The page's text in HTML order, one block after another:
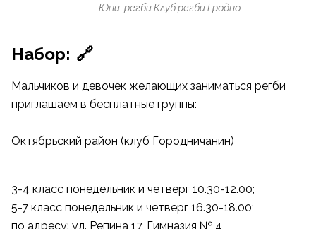
Юни-регби Клуб регби Гродно
Набор: 🔗
Мальчиков и девочек желающих заниматься регби
приглашаем в бесплатные группы:
Октябрьский район (клуб Городничанин)
3-4 класс понедельник и четверг 10.30-12.00;
5-7 класс понедельник и четверг 16.30-18.00;
по адресу: ул. Репина 17, Гимназия № 4